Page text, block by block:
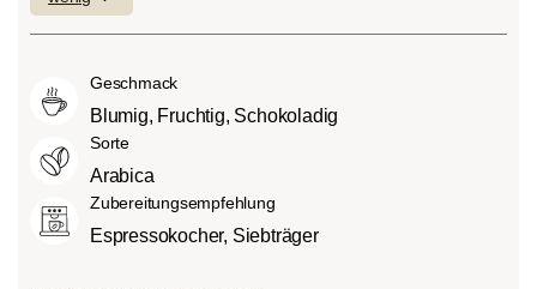
geringen Anteilen an Bitterstoffen.
sauer als helle Röstungen, mit
ausgewogenem Geschmack und vollem
Körper.
Dunkle Röstung (French-/Italian):
Schokoladig süßer Körper mit
ausgeprägten Röstaromen und
verschiedenen Faktoren wie der
Bohnensorte, Anbauhöhe, Herkunft und
besonders der Röstung ab.
Geschmack
Blumig, Fruchtig, Schokoladig
Sorte
Arabica
Zubereitungsempfehlung
Espressokocher, Siebträger